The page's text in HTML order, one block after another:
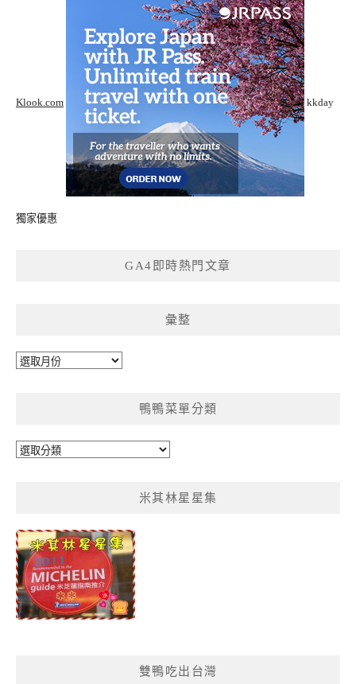
Klook.com kkday
獨家優惠
GA4即時熱門文章
彙整
彙
鴨鴨菜單分類
鴨
類
米其林星星集
雙鴨吃出台灣